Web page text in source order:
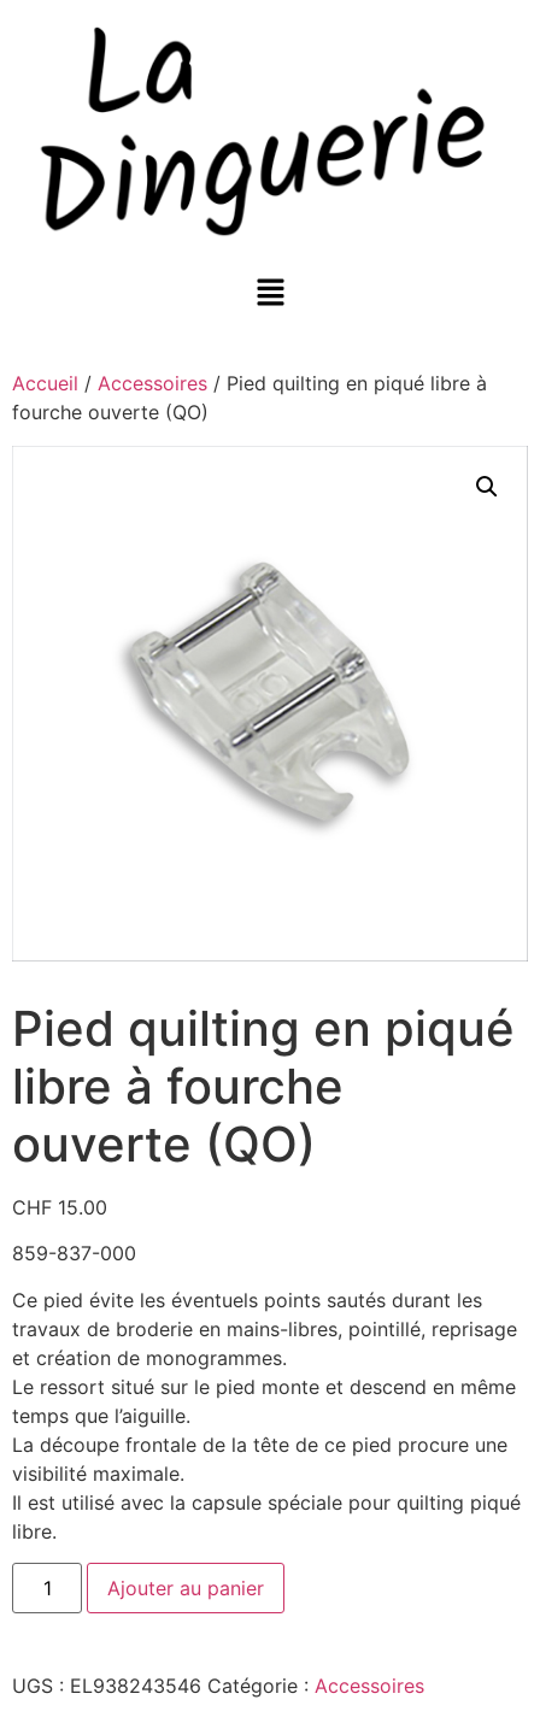
Accueil / Accessoires / Pied quilting en piqué libre à
fourche ouverte (QO)
Pied quilting en piqué
libre à fourche
ouverte (QO)
CHF 15.00
859-837-000
Ce pied évite les éventuels points sautés durant les
travaux de broderie en mains-libres, pointillé, reprisage
et création de monogrammes.
Le ressort situé sur le pied monte et descend en même
temps que l’aiguille.
La découpe frontale de la tête de ce pied procure une
visibilité maximale.
Il est utilisé avec la capsule spéciale pour quilting piqué
libre.
Ajouter au panier
UGS : EL938243546 Catégorie : Accessoires